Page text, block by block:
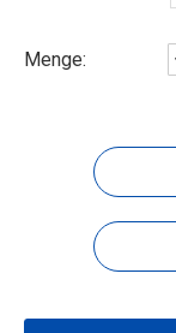
Menge: